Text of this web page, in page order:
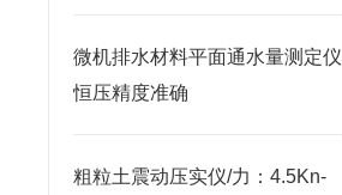
微机排水材料平面通水量测定仪
恒压精度准确
粗粒土震动压实仪/力：4.5Kn-